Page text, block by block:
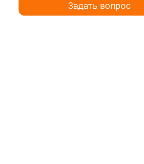
ассортимент наборов
производителей.
КЗСМИ.
Задать вопрос